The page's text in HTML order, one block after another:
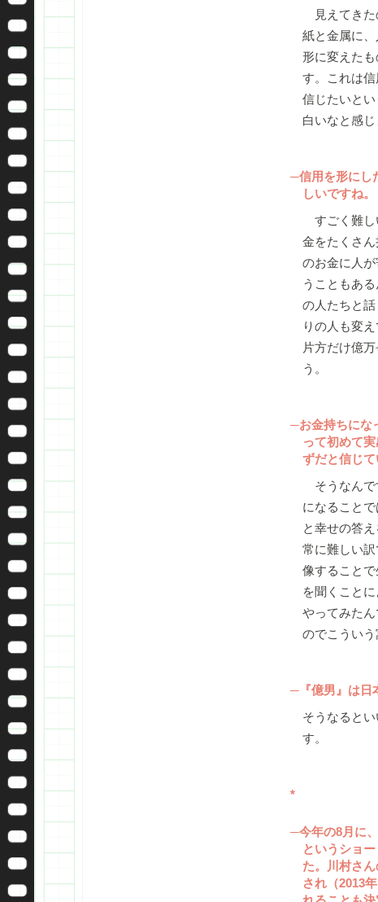
見えてきた
紙と金属に
形に変えた
す。これは
信じたいと
白いなと感じ
─信用を形にし
しいですね。
すごく難し
金をたくさ
のお金に人
うこともあ
の人たちと
りの人も変
片方だけ億
う。
─お金持ちにな
って初めて
ずだと信じ
そうなんで
になること
と幸せの答
常に難しい
像すること
を聞くこと
やってみた
のでこういう
─『億男』は日
そうなると
す。
*
─今年の8月に
というショ
た。川村さ
され（2013